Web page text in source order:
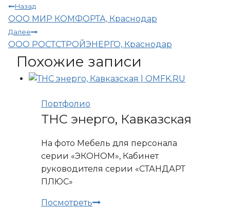
Навигация
по
записям
Назад
ООО МИР КОМФОРТА, Краснодар
Далее
ООО РОСТСТРОЙЭНЕРГО, Краснодар
Похожие записи
Портфолио
ТНС энерго, Кавказская
На фото Мебель для персонала
серии «ЭКОНОМ», Кабинет
руководителя серии «СТАНДАРТ
ПЛЮС»
ПосмотретьТНС